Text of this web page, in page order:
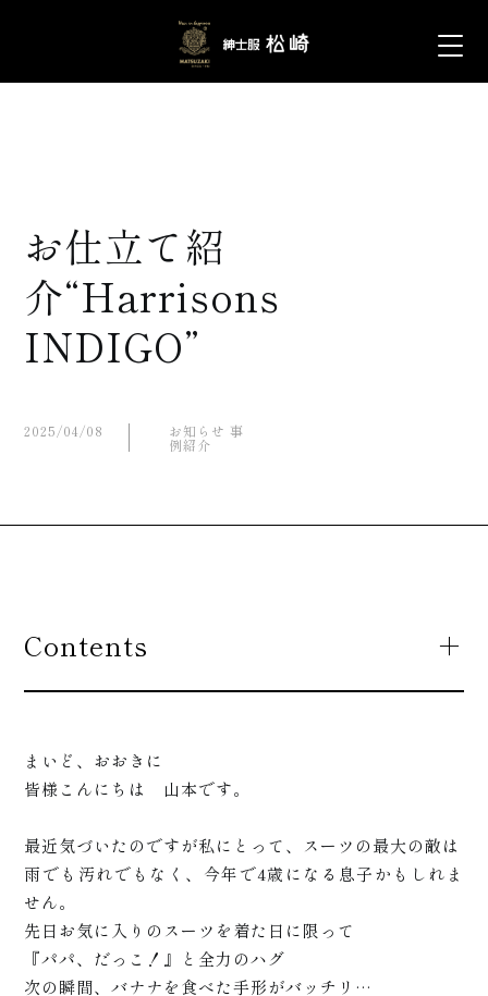
お仕立て紹
介“Harrisons
INDIGO”
2025/04/08 お知らせ 事
例紹介
Contents
まいど、おおきに
皆様こんにちは 山本です。
最近気づいたのですが私にとって、スーツの最大の敵は
雨でも汚れでもなく、今年で4歳になる息子かもしれま
せん。
先日お気に入りのスーツを着た日に限って
『パパ、だっこ！』と全力のハグ
次の瞬間、バナナを食べた手形がバッチリ…